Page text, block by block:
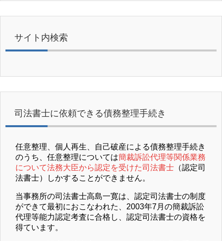
サイト内検索
司法書士に依頼できる債務整理手続き
任意整理、個人再生、自己破産による債務整理手続き
のうち、任意整理については簡裁訴訟代理等関係業務
について法務大臣から認定を受けた司法書士 （認定司
法書士）しかすることができません。
当事務所の司法書士高島一寛は、認定司法書士の制度
ができて最初におこなわれた、2003年7月の簡裁訴訟
代理等能力認定考査に合格し、認定司法書士の資格を
得ています。